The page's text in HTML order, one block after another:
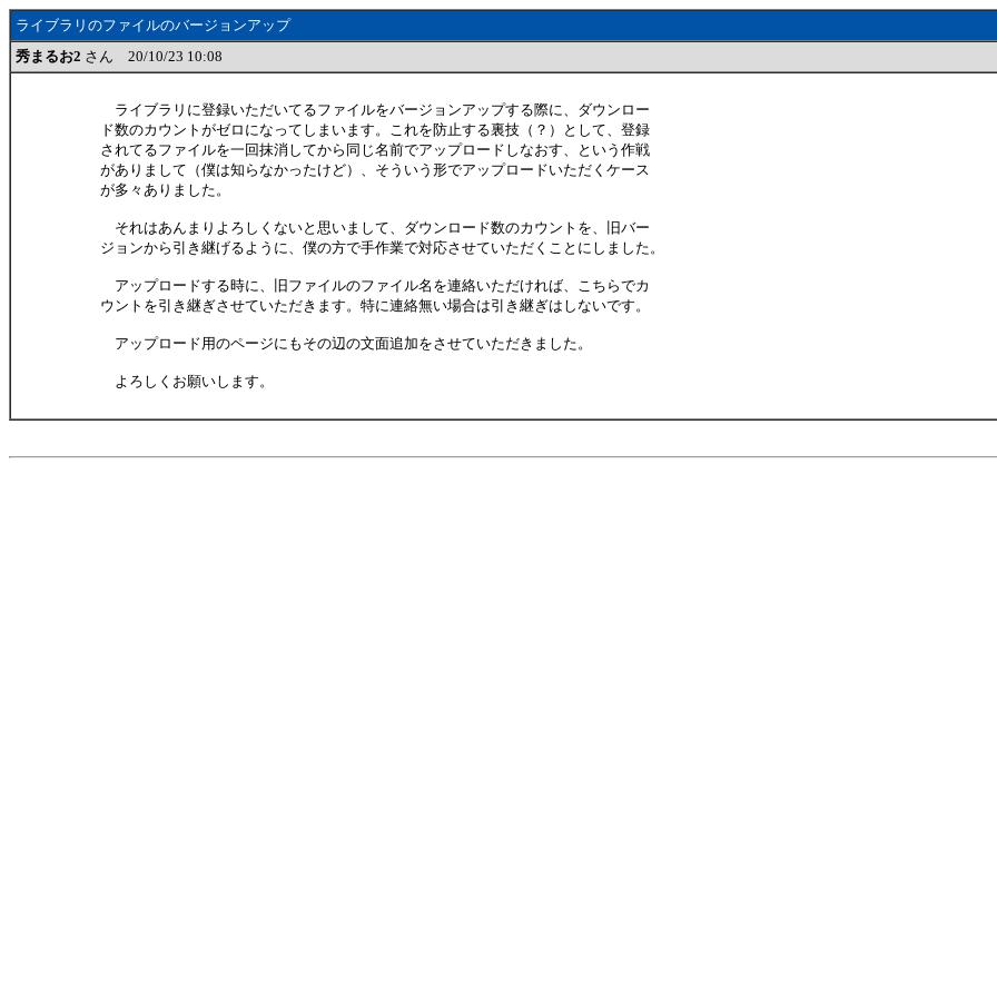
ライブラリのファイルのバージョンアップ
秀まるお2 さん 20/10/23 10:08
ライブラリに登録いただいてるファイルをバージョンアップする際に、ダウンロー
ド数のカウントがゼロになってしまいます。これを防止する裏技（？）として、登録
されてるファイルを一回抹消してから同じ名前でアップロードしなおす、という作戦
がありまして（僕は知らなかったけど）、そういう形でアップロードいただくケース
が多々ありました。
それはあんまりよろしくないと思いまして、ダウンロード数のカウントを、旧バー
ジョンから引き継げるように、僕の方で手作業で対応させていただくことにしました。
アップロードする時に、旧ファイルのファイル名を連絡いただければ、こちらでカ
ウントを引き継ぎさせていただきます。特に連絡無い場合は引き継ぎはしないです。
アップロード用のページにもその辺の文面追加をさせていただきました。
よろしくお願いします。